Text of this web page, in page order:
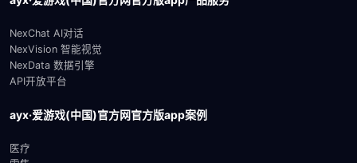
NexChat AI对话
NexVision 智能视觉
NexData 数据引擎
API开放平台
ayx·爱游戏(中国)官方网官方版app案例
医疗